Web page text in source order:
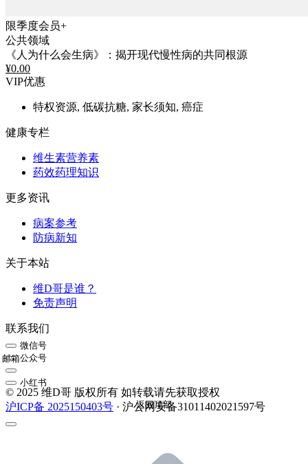
限季度会员+
公共领域
《人为什么会生病》：揭开现代慢性病的共同根源
¥0.00
VIP优惠
特权资源, 低碳抗糖, 家长须知, 癌症
健康专栏
维生素营养素
药效药理知识
更多资讯
病案参考
防病新知
关于本站
维D哥是谁？
免责声明
联系我们
微信号
公众号
邮箱
小红书
© 2025 维D哥 版权所有 如转载请先获取授权
沪ICP备 2025150403号 · 沪公网安备31011402021597号
返回顶部